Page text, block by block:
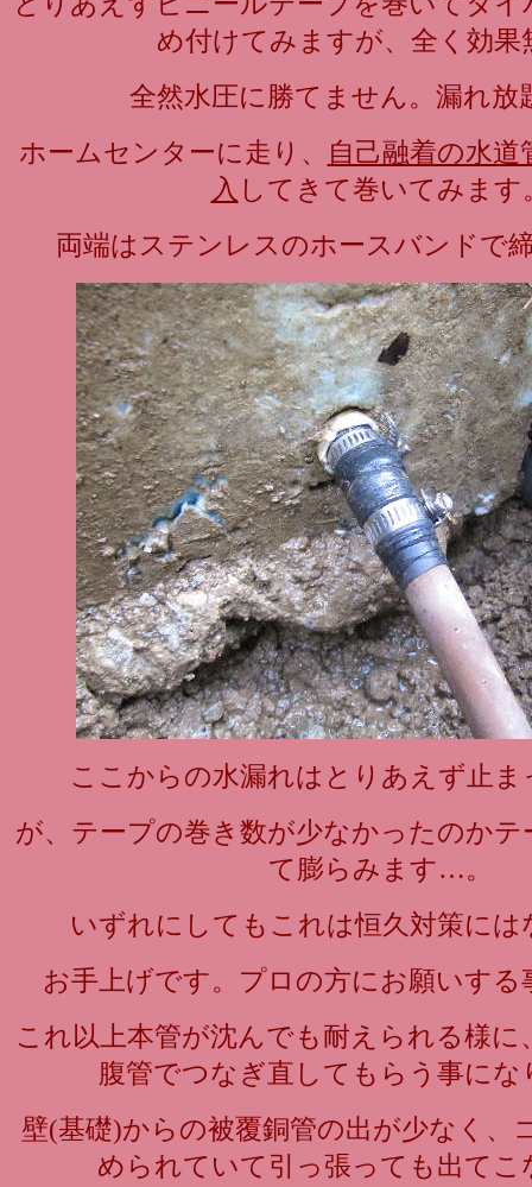
め付けてみますが、全く効果
全然水圧に勝てません。漏れ放
ホームセンターに走り、
自己融着の水
入 してきて巻いてみます
両端はステンレスのホースバンドで
ここからの水漏れはとりあえず止ま
が、テープの巻き数が少なかったのかテ
て膨らみます…。
いずれにしてもこれは恒久対策には
お手上げです。プロの方にお願いする
これ以上本管が沈んでも耐えられる様に
腹管でつなぎ直してもらう事にな
壁(基礎)からの被覆銅管の出が少なく、
められていて引っ張っても出てこ